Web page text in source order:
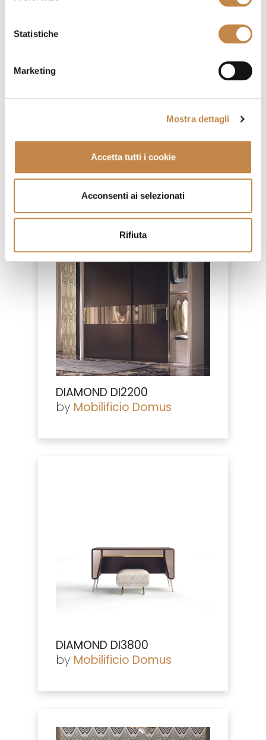
Statistiche
Marketing
Mostra dettagli
Accetta tutti i cookie
Acconsenti ai selezionati
Rifiuta
DIAMOND CREDENZA
Mobilificio Domus
DIAMOND DI2200
by Mobilificio Domus
DIAMOND DI3800
by Mobilificio Domus